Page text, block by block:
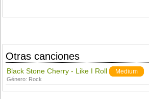
Otras canciones
Black Stone Cherry - Like I Roll Medium
Género: Rock